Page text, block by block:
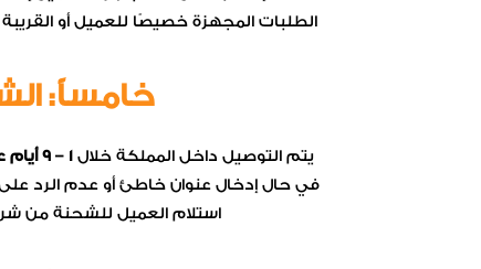
الطلبات المجهزة خصيصًا للعميل أو
خامساً:
يتم التوصيل داخل المملكة خلال 1 – 9 أيام عمل
في حال إدخال عنوان خاطئ أو عدم الرد
استلام العميل للشحنة من